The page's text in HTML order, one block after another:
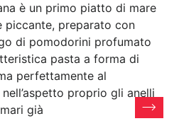
è un primo piatto di mare
piccante, preparato con
di pomodorini profumato
pasta a forma di
perfettamente al
proprio gli anelli
già